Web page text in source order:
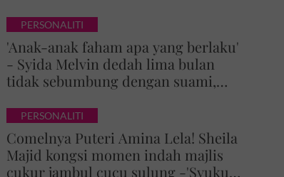
PERSONALITI
'Anak-anak faham apa yang berlaku'
- Syida Melvin dedah lima bulan
tidak sebumbung dengan suami,
PERSONALITI
Comelnya Puteri Amina Lela! Sheila
Majid kongsi momen indah majlis
cukur jambul cucu sulung -'Syukur